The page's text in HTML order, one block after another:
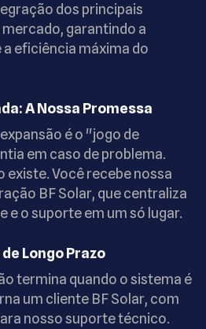
dos principais
garantindo a
eficiência máxima do
A Nossa Promessa
é o "jogo de
em caso de problema.
existe. Você recebe nossa
BF Solar, que centraliza
e o suporte em um só lugar.
Longo Prazo
termina quando o sistema é
um cliente BF Solar, com
nosso suporte técnico.